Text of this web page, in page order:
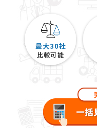
最大30社
比較可能